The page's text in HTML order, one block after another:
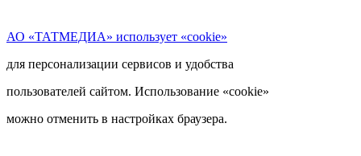
АО «ТАТМЕДИА» использует «cookie»
для персонализации сервисов и удобства
пользователей сайтом. Использование «cookie»
можно отменить в настройках браузера.